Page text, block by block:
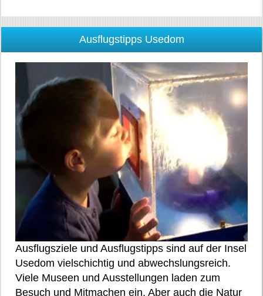
Ausflugstipps Usedom
Ausflugsziele und Ausflugstipps sind auf der Insel
Usedom vielschichtig und abwechslungsreich.
Viele Museen und Ausstellungen laden zum
Besuch und Mitmachen ein. Aber auch die Natur